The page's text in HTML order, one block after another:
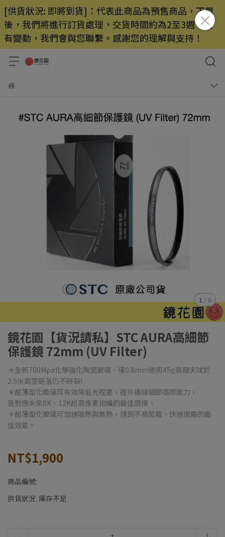
[供貨狀況: 即將到貨]：代表此商品為預售商品，下單
後，我們將進行訂貨處理，交貨時間約為2至3週，若
有變動，我們會與您聯繫。感謝您的理解與支持！
1 / 6
鏡花園【貨況請私】STC AURA高細節
保護鏡 72mm (UV Filter)
＊全新700Mpa化學強化陶瓷玻璃，僅0.8mm使用45g高爾夫球於
2.5米高空砸落仍不碎裂!
＊超薄型化玻璃可有效降低光程差，提升邊緣細節還原能力，
是對應未來8K、12K超高像素拍攝的最佳選擇。
＊超薄型化玻璃可加速吸熱與散熱，達到不易起霧、快速退霧的最
佳效能。
NT$1,900
商品編號:
供貨狀況: 庫存不足